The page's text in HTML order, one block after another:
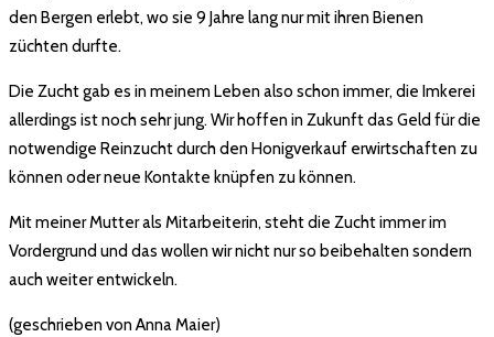
den Bergen erlebt, wo sie 9 Jahre lang nur mit ihren Bienen
züchten durfte.
Die Zucht gab es in meinem Leben also schon immer, die Imkerei
allerdings ist noch sehr jung. Wir hoffen in Zukunft das Geld für die
notwendige Reinzucht durch den Honigverkauf erwirtschaften zu
können oder neue Kontakte knüpfen zu können.
Mit meiner Mutter als Mitarbeiterin, steht die Zucht immer im
Vordergrund und das wollen wir nicht nur so beibehalten sondern
auch weiter entwickeln.
(geschrieben von Anna Maier)